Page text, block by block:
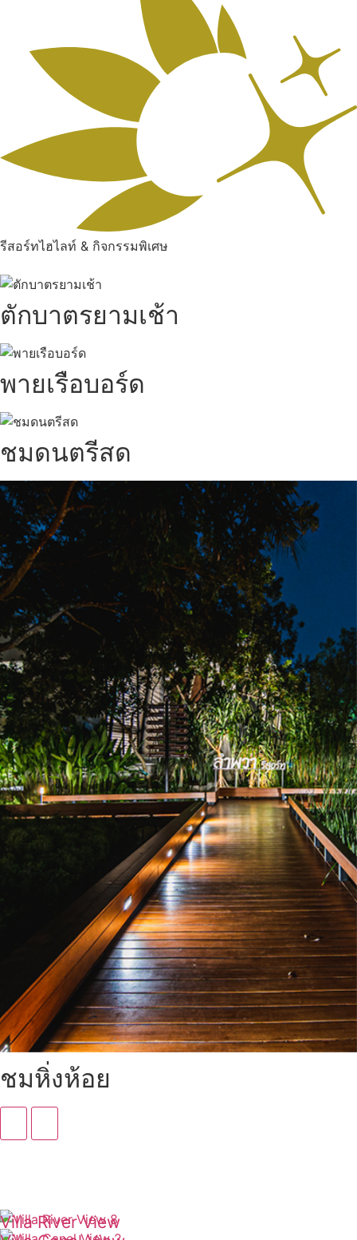
รีสอร์ทไฮไลท์ & กิจกรรมพิเศษ
ตักบาตรยามเช้า
พายเรือบอร์ด
ชมดนตรีสด
ชมหิ่งห้อย
Villa River View